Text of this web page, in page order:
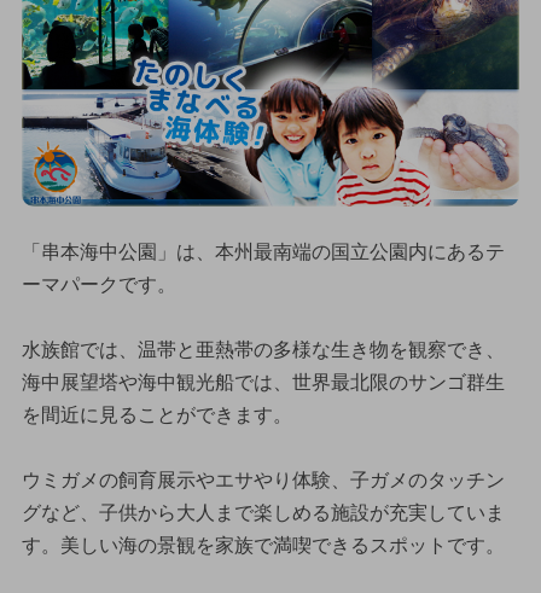
「串本海中公園」は、本州最南端の国立公園内にあるテ
ーマパークです。
水族館では、温帯と亜熱帯の多様な生き物を観察でき、
海中展望塔や海中観光船では、世界最北限のサンゴ群生
を間近に見ることができます。
ウミガメの飼育展示やエサやり体験、子ガメのタッチン
グなど、子供から大人まで楽しめる施設が充実していま
す。美しい海の景観を家族で満喫できるスポットです。